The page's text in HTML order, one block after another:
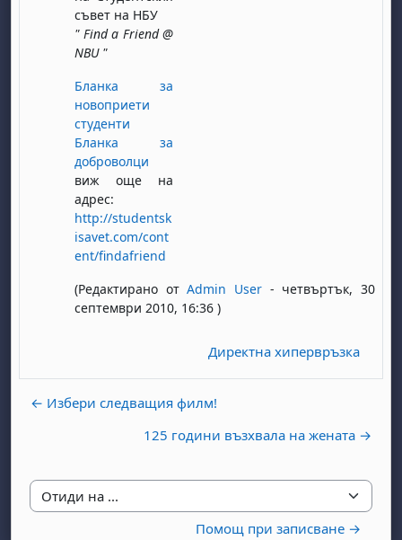
съвет на НБУ
" Find a Friend @
NBU "
Бланка за
новоприети
студенти
Бланка за
доброволци
виж още на
адрес:
http://studentsk
isavet.com/cont
ent/findafriend
(Редактирано отAdmin User - четвъртък, 30
септември 2010, 16:36 )
Директна хипервръзка
← Избери следващия филм!
125 години възхвала на жената →
Отиди на ...
Помощ при записване →
1 август
неделя, 2 август